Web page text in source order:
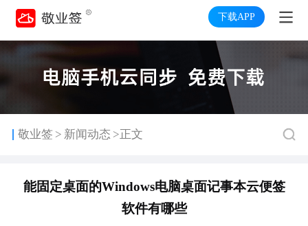
下载APP
敬业签 > 新闻动态 >正文
能固定桌面的Windows电脑桌面记事本云便签
软件有哪些